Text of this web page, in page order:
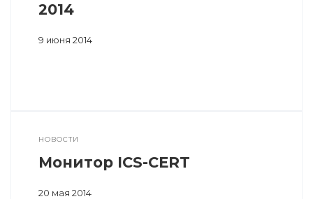
2014
9 июня 2014
НОВОСТИ
Монитор ICS-CERT
20 мая 2014